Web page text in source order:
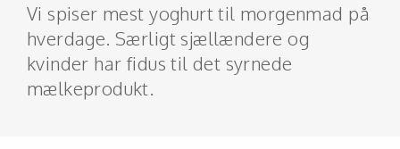
Vi spiser mest yoghurt til morgenmad på
hverdage. Særligt sjællændere og
kvinder har fidus til det syrnede
mælkeprodukt.